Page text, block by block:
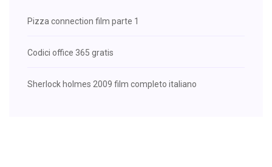
Pizza connection film parte 1
Codici office 365 gratis
Sherlock holmes 2009 film completo italiano